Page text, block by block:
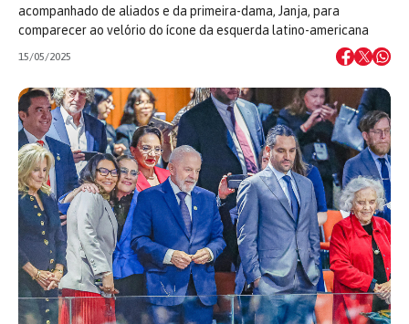
acompanhado de aliados e da primeira-dama, Janja, para
comparecer ao velório do ícone da esquerda latino-americana
15/05/2025